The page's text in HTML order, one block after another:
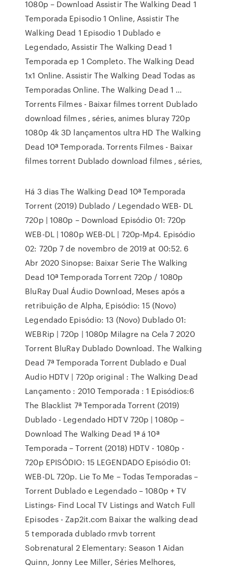
1080p – Download Assistir The Walking Dead 1
Temporada Episodio 1 Online, Assistir The
Walking Dead 1 Episodio 1 Dublado e
Legendado, Assistir The Walking Dead 1
Temporada ep 1 Completo. The Walking Dead
1x1 Online. Assistir The Walking Dead Todas as
Temporadas Online. The Walking Dead 1 …
Torrents Filmes - Baixar filmes torrent Dublado
download filmes , séries, animes bluray 720p
1080p 4k 3D lançamentos ultra HD The Walking
Dead 10ª Temporada. Torrents Filmes - Baixar
filmes torrent Dublado download filmes , séries,
Há 3 dias The Walking Dead 10ª Temporada
Torrent (2019) Dublado / Legendado WEB- DL
720p | 1080p – Download Episódio 01: 720p
WEB-DL | 1080p WEB-DL | 720p-Mp4. Episódio
02: 720p 7 de novembro de 2019 at 00:52. 6
Abr 2020 Sinopse: Baixar Serie The Walking
Dead 10ª Temporada Torrent 720p / 1080p
BluRay Dual Áudio Download, Meses após a
retribuição de Alpha, Episódio: 15 (Novo)
Legendado Episódio: 13 (Novo) Dublado 01:
WEBRip | 720p | 1080p Milagre na Cela 7 2020
Torrent BluRay Dublado Download. The Walking
Dead 7ª Temporada Torrent Dublado e Dual
Audio HDTV | 720p original : The Walking Dead
Lançamento : 2010 Temporada : 1 Episódios:6
The Blacklist 7ª Temporada Torrent (2019)
Dublado - Legendado HDTV 720p | 1080p –
Download The Walking Dead 1ª á 10ª
Temporada – Torrent (2018) HDTV - 1080p -
720p EPISÓDIO: 15 LEGENDADO Episódio 01:
WEB-DL 720p. Lie To Me – Todas Temporadas –
Torrent Dublado e Legendado – 1080p + TV
Listings- Find Local TV Listings and Watch Full
Episodes - Zap2it.com Baixar the walking dead
5 temporada dublado rmvb torrent
Sobrenatural 2 Elementary: Season 1 Aidan
Quinn, Jonny Lee Miller, Séries Melhores,